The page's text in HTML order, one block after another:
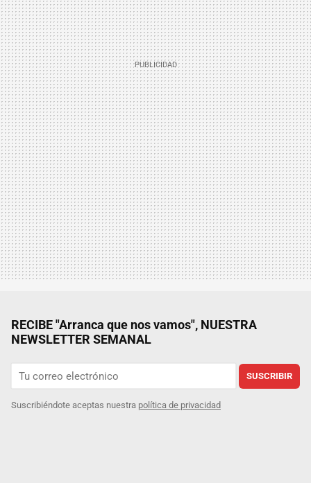
RECIBE "Arranca que nos vamos", NUESTRA
NEWSLETTER SEMANAL
SUSCRIBIR
Suscribiéndote aceptas nuestra política de privacidad